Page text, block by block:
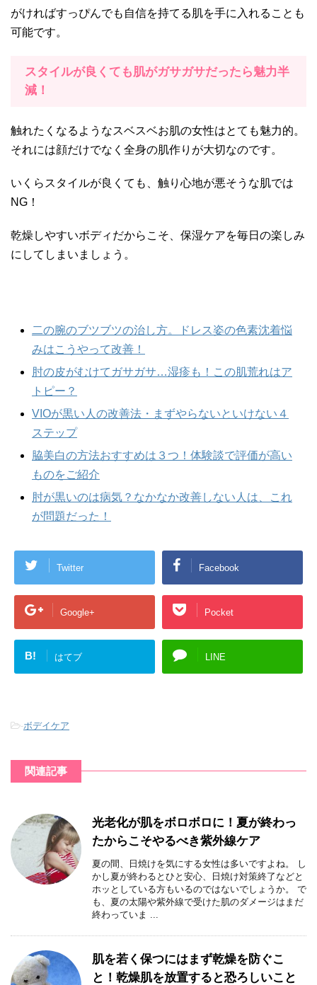
がければすっぴんでも自信を持てる肌を手に入れることも
可能です。
スタイルが良くても肌がガサガサだったら魅力半
減！
触れたくなるようなスベスベお肌の女性はとても魅力的。
それには顔だけでなく全身の肌作りが大切なのです。
いくらスタイルが良くても、触り心地が悪そうな肌では
NG！
乾燥しやすいボディだからこそ、保湿ケアを毎日の楽しみ
にしてしまいましょう。
二の腕のブツブツの治し方。ドレス姿の色素沈着悩
みはこうやって改善！
肘の皮がむけてガサガサ…湿疹も！この肌荒れはア
トピー？
VIOが黒い人の改善法・まずやらないといけない４
ステップ
脇美白の方法おすすめは３つ！体験談で評価が高い
ものをご紹介
肘が黒いのは病気？なかなか改善しない人は、これ
が問題だった！
Twitter Facebook
Google+ Pocket
B! はてブ LINE
-ボデイケア
関連記事
光老化が肌をボロボロに！夏が終わっ
たからこそやるべき紫外線ケア
夏の間、日焼けを気にする女性は多いですよね。 し
かし夏が終わるとひと安心、日焼け対策終了などと
ホッとしている方もいるのではないでしょうか。 で
も、夏の太陽や紫外線で受けた肌のダメージはまだ
終わっていま ...
肌を若く保つにはまず乾燥を防ぐこ
と！乾燥肌を放置すると恐ろしいこと